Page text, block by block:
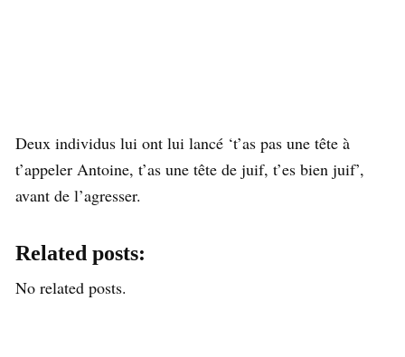
Deux individus lui ont lui lancé ‘t’as pas une tête à
t’appeler Antoine, t’as une tête de juif, t’es bien juif’,
avant de l’agresser.
Related posts:
No related posts.